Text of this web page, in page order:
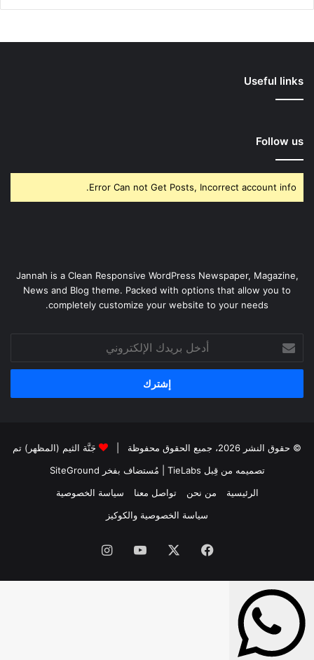
Useful links
Follow us
Error Can not Get Posts, Incorrect account info.
Jannah is a Clean Responsive WordPress Newspaper, Magazine,
News and Blog theme. Packed with options that allow you to
completely customize your website to your needs.
بريدك
الإلكتروني
© حقوق النشر 2026، جميع الحقوق محفوظة |
جَنَّة الثيم (المظهر) تم
تصميمه من قِبل TieLabs
| مُستضاف بفخر SiteGround
الرئيسية
من نحن تواصل معنا
سياسة الخصوصية
سياسة الخصوصية والكوكيز
فيسبوك ‫YouTubeانستقرام